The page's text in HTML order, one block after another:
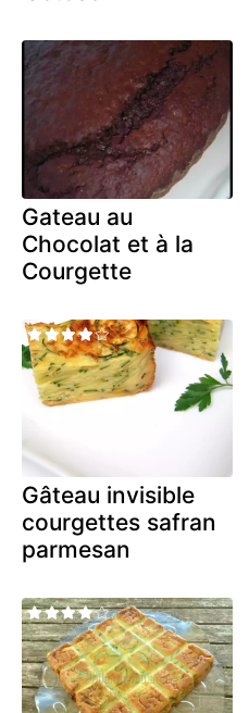
Gateau au
Chocolat et à la
Courgette
Gâteau invisible
courgettes safran
parmesan